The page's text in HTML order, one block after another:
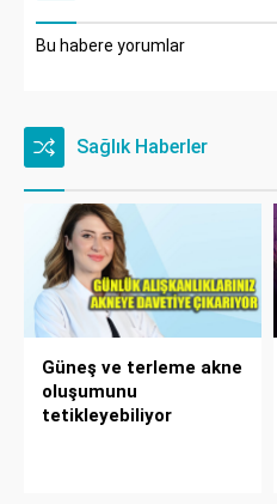
Bu habere yorumlar
Sağlık Haberler
Güneş ve terleme akne
oluşumunu
tetikleyebiliyor